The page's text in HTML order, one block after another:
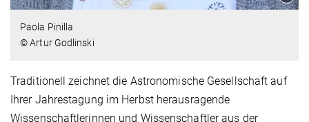
Paola Pinilla
© Artur Godlinski
Traditionell zeichnet die Astronomische Gesellschaft auf
Ihrer Jahrestagung im Herbst herausragende
Wissenschaftlerinnen und Wissenschaftler aus der